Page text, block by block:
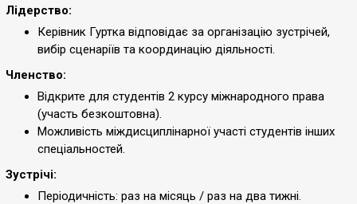
Лідерство:
Керівник Гуртка відповідає за організацію зустрічей,
вибір сценаріїв та координацію діяльності.
Членство:
Відкрите для студентів 2 курсу міжнародного права
(участь безкоштовна).
Можливість міждисциплінарної участі студентів інших
спеціальностей.
Зустрічі:
Періодичність: раз на місяць / раз на два тижні.